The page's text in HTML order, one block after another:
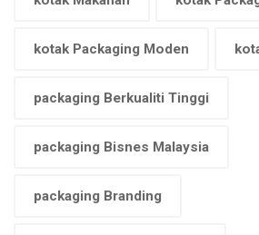
kotak Packaging Moden
packaging Berkualiti Tinggi
packaging Bisnes Malaysia
packaging Branding